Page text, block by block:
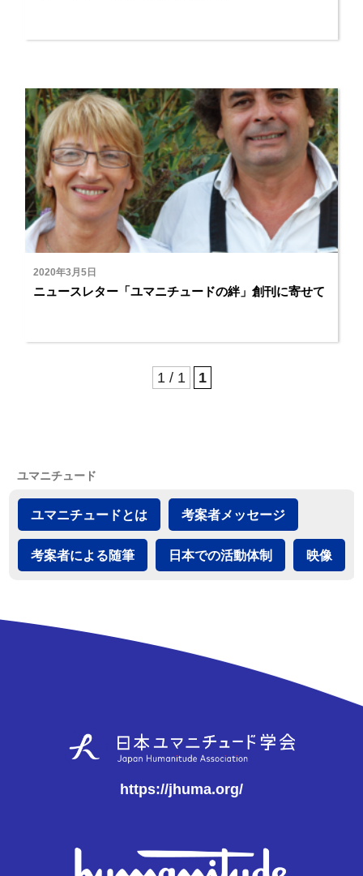
2020年3月5日
ニュースレター「ユマニチュードの絆」創刊に寄せて
1 / 1 1
ユマニチュード
ユマニチュードとは 考案者メッセージ
考案者による随筆 日本での活動体制 映像
https://jhuma.org/